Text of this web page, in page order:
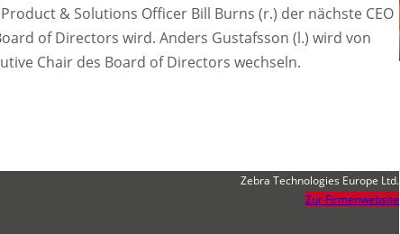
& Solutions Officer Bill Burns (r.) der nächste CEO
of Directors wird. Anders Gustafsson (l.) wird von
Chair des Board of Directors wechseln.
Zebra Technologies Europe Ltd.
Zur Firmenwebsite